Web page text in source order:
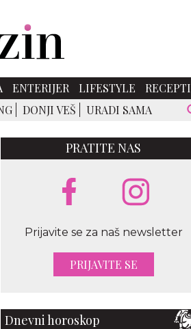
ENTERIJER LIFESTYLE
RECEPTI
DONJI VEŠ URADI SAMA
PRATITE NAS
Prijavite se za naš newsletter
PRIJAVITE SE
Dnevni horoskop